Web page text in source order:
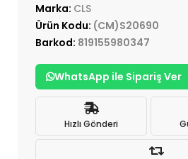
Marka: CLS
Ürün Kodu: (CM)S20690
Barkod: 819155980347
WhatsApp ile Sipariş Ver
Hızlı Gönderi